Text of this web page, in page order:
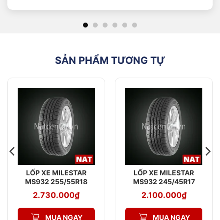
SẢN PHẨM TƯƠNG TỰ
LỐP XE MILESTAR
MS932 255/55R18
2.730.000₫
MUA NGAY
LỐP XE MILESTAR
MS932 245/45R17
2.100.000₫
MUA NGAY